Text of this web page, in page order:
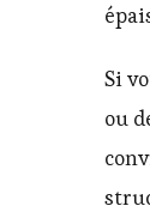
Si
ou